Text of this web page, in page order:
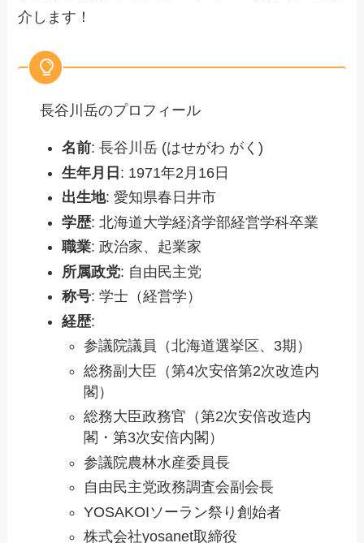
介します！
長谷川岳のプロフィール
名前: 長谷川岳 (はせがわ がく)
生年月日 : 1971年2月16日
出生地: 愛知県春日井市
学歴: 北海道大学経済学部経営学科卒業
職業: 政治家、起業家
所属政党: 自由民主党
称号: 学士（経営学）
経歴:
参議院議員（北海道選挙区、3期）
総務副大臣（第4次安倍第2次改造内
閣）
総務大臣政務官（第2次安倍改造内
閣・第3次安倍内閣）
参議院農林水産委員長
自由民主党政務調査会副会長
YOSAKOIソーラン祭り創始者
株式会社yosanet取締役